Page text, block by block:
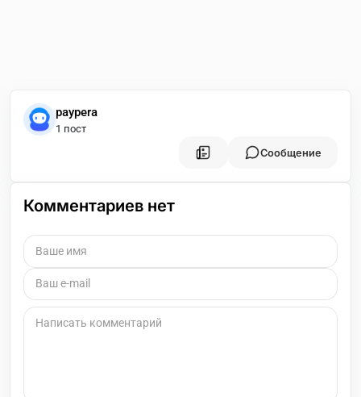
paypera
1 пост
Сообщение
Комментариев нет